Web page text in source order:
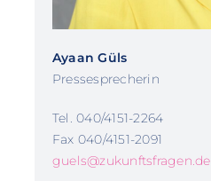
Ayaan Güls
Pressesprecherin
Tel. 040/4151-2264
Fax 040/4151-2091
guels@zukunftsfragen.de